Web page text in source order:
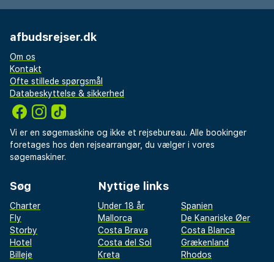
afbudsrejser.dk
Om os
Kontakt
Ofte stillede spørgsmål
Databeskyttelse & sikkerhed
Vi er en søgemaskine og ikke et rejsebureau. Alle bookinger
foretages hos den rejsearrangør, du vælger i vores
søgemaskiner.
Søg
Charter
Fly
Storby
Hotel
Billeje
Nyttige links
Under 18 år
Spanien
Mallorca
De Kanariske Øer
Costa Brava
Costa Blanca
Costa del Sol
Grækenland
Kreta
Rhodos